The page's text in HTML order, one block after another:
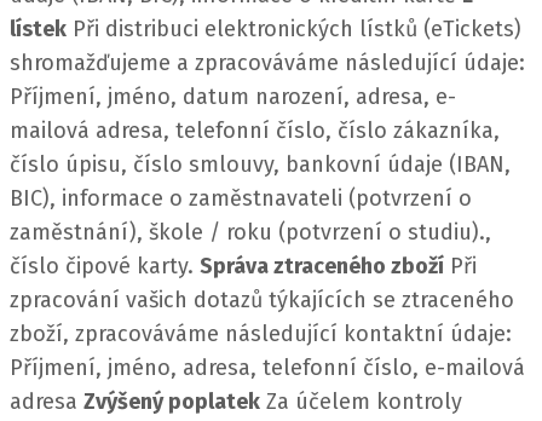
lístek Při distribuci elektronických lístků (eTickets)
shromažďujeme a zpracováváme následující údaje:
Příjmení, jméno, datum narození, adresa, e-
mailová adresa, telefonní číslo, číslo zákazníka,
číslo úpisu, číslo smlouvy, bankovní údaje (IBAN,
BIC), informace o zaměstnavateli (potvrzení o
zaměstnání), škole / roku (potvrzení o studiu).,
číslo čipové karty. Správa ztraceného zboží Při
zpracování vašich dotazů týkajících se ztraceného
zboží, zpracováváme následující kontaktní údaje:
Příjmení, jméno, adresa, telefonní číslo, e-mailová
adresa Zvýšený poplatek Za účelem kontroly